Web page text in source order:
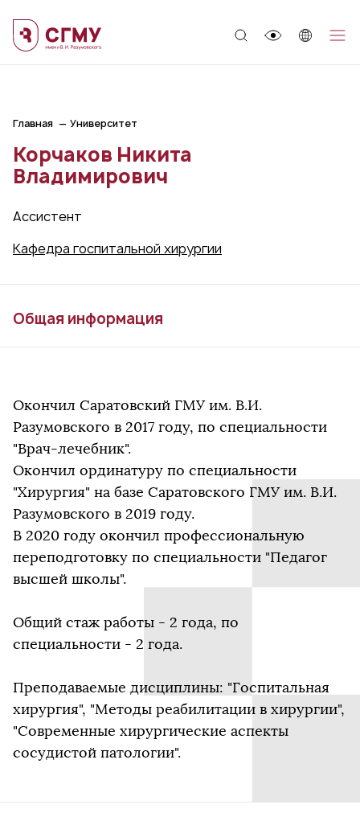
Главная Университет
Корчаков Никита
Владимирович
Ассистент
Кафедра госпитальной хирургии
Общая информация
Окончил Саратовский ГМУ им. В.И.
Разумовского в 2017 году, по специальности
"Врач-лечебник".
Окончил ординатуру по специальности
"Хирургия" на базе Саратовского ГМУ им. В.И.
Разумовского в 2019 году.
В 2020 году окончил профессиональную
переподготовку по специальности "Педагог
высшей школы".
Общий стаж работы - 2 года, по
специальности - 2 года.
Преподаваемые дисциплины: "Госпитальная
хирургия", "Методы реабилитации в хирургии",
"Современные хирургические аспекты
сосудистой патологии".